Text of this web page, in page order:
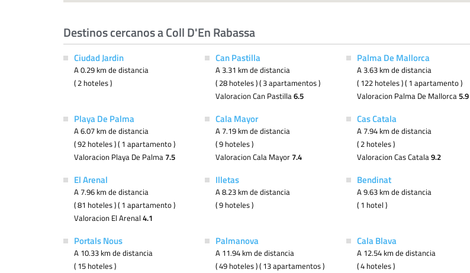
Destinos cercanos a Coll D'En Rabassa
Ciudad Jardin
A 0.29 km de distancia
( 2 hoteles )
Can Pastilla
A 3.31 km de distancia
( 28 hoteles ) ( 3 apartamentos )
Valoracion Can Pastilla6.5
Palma De Mallorca
A 3.63 km de distancia
( 122 hoteles ) ( 1 apartamento )
Valoracion Palma De Mallorca5.9
Playa De Palma
A 6.07 km de distancia
( 92 hoteles ) ( 1 apartamento )
Valoracion Playa De Palma 7.5
Cala Mayor
A 7.19 km de distancia
( 9 hoteles )
Valoracion Cala Mayor 7.4
Cas Catala
A 7.94 km de distancia
( 2 hoteles )
Valoracion Cas Catala9.2
El Arenal
A 7.96 km de distancia
( 81 hoteles ) ( 1 apartamento )
Valoracion El Arenal 4.1
Illetas
A 8.23 km de distancia
( 9 hoteles )
Bendinat
A 9.63 km de distancia
( 1 hotel )
Portals Nous
A 10.33 km de distancia
( 15 hoteles )
Palmanova
A 11.94 km de distancia
( 49 hoteles ) ( 13 apartamentos )
Cala Blava
A 12.54 km de distancia
( 4 hoteles )